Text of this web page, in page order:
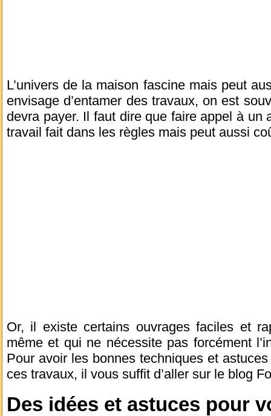
L’univers de la maison fascine mais peut
envisage d’entamer des travaux, on est
devra payer. Il faut dire que faire appel à un
travail fait dans les règles mais peut aussi
Or, il existe certains ouvrages faciles et
même et qui ne nécessite pas forcément
Pour avoir les bonnes techniques et
ces travaux, il vous suffit d’aller sur le blog
Des idées et astuces pour